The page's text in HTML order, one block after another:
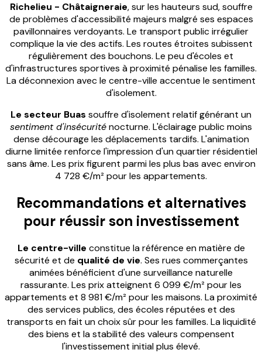
Richelieu - Châtaigneraie, sur les hauteurs sud, souffre
de problèmes d'accessibilité majeurs malgré ses espaces
pavillonnaires verdoyants. Le transport public irrégulier
complique la vie des actifs. Les routes étroites subissent
régulièrement des bouchons. Le peu d'écoles et
d'infrastructures sportives à proximité pénalise les familles.
La déconnexion avec le centre-ville accentue le sentiment
d'isolement.
Le secteur Buas souffre d'isolement relatif générant un
sentiment d'insécuriténocturne. L'éclairage public moins
dense décourage les déplacements tardifs. L'animation
diurne limitée renforce l'impression d'un quartier résidentiel
sans âme. Les prix figurent parmi les plus bas avec environ
4 728 €/m² pour les appartements.
Recommandations et alternatives
pour réussir son investissement
Le centre-ville constitue la référence en matière de
sécurité et de qualité de vie. Ses rues commerçantes
animées bénéficient d'une surveillance naturelle
rassurante. Les prix atteignent 6 099 €/m² pour les
appartements et 8 981 €/m² pour les maisons. La proximité
des services publics, des écoles réputées et des
transports en fait un choix sûr pour les familles. La liquidité
des biens et la stabilité des valeurs compensent
l'investissement initial plus élevé.